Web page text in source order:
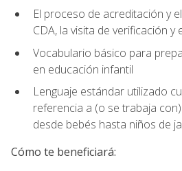
El proceso de acreditación y
CDA, la visita de verificación y
Vocabulario básico para
en educación infantil
Lenguaje estándar utilizado
referencia a (o se trabaja
desde bebés hasta niños de
Cómo te beneficiará: